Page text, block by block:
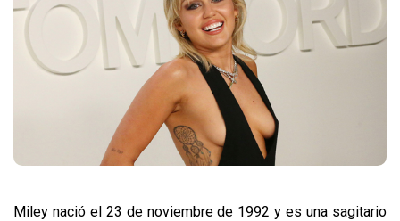
Miley nació el 23 de noviembre de 1992 y es una sagitario